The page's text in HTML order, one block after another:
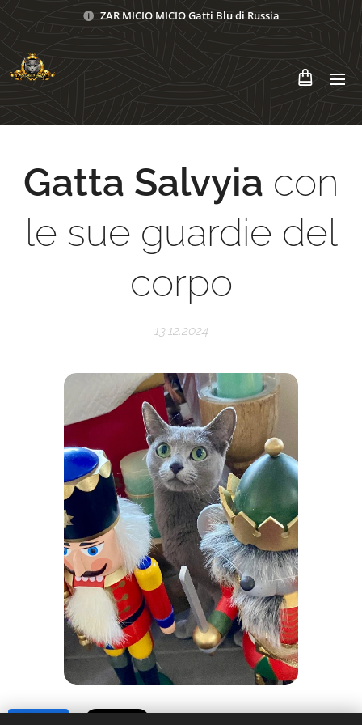
ZAR MICIO MICIO Gatti Blu di Russia
Gatta Salvyia con
le sue guardie del
corpo
13.12.2024